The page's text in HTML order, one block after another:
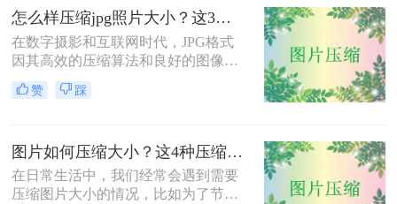
图片压缩到200K以下的有效方法，帮
助您轻松完成图片压缩，同时保持较
高的图片质量。
怎么样压缩jpg照片大小？这3种图片压缩方法一定要会！
在数字摄影和互联网时代，JPG格式
因其高效的压缩算法和良好的图像质
量而广受欢迎。然而，有时JPG照片
的大小可能过大，不便于分享、上传
小的方法，旨在帮助用户根据实际需
求选择合适的压缩方式。
赞 踩
图片如何压缩大小？这4种压缩方法请务必学会！
在日常生活中，我们经常会遇到需要
压缩图片大小的情况，比如为了节省